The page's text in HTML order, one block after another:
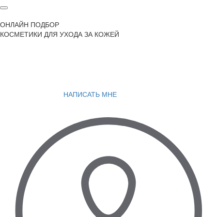
ОНЛАЙН ПОДБОР
КОСМЕТИКИ ДЛЯ УХОДА ЗА КОЖЕЙ
НАПИСАТЬ МНЕ